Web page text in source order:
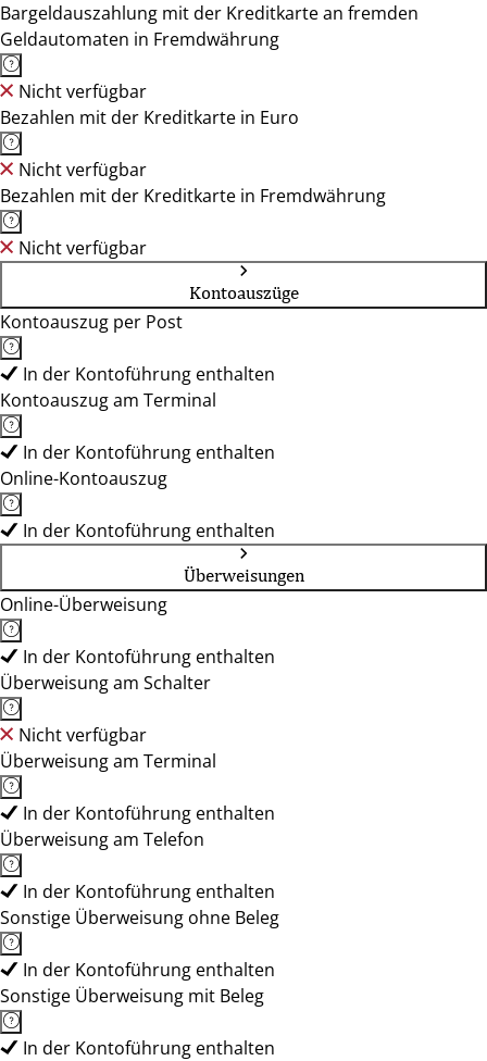
Bargeldauszahlung mit der Kreditkarte an fremden
Geldautomaten in Fremdwährung
Nicht verfügbar
Bezahlen mit der Kreditkarte in Euro
Nicht verfügbar
Bezahlen mit der Kreditkarte in Fremdwährung
Nicht verfügbar
Kontoauszüge
Kontoauszug per Post
In der Kontoführung enthalten
Kontoauszug am Terminal
In der Kontoführung enthalten
Online-Kontoauszug
In der Kontoführung enthalten
Überweisungen
Online-Überweisung
In der Kontoführung enthalten
Überweisung am Schalter
Nicht verfügbar
Überweisung am Terminal
In der Kontoführung enthalten
Überweisung am Telefon
In der Kontoführung enthalten
Sonstige Überweisung ohne Beleg
In der Kontoführung enthalten
Sonstige Überweisung mit Beleg
In der Kontoführung enthalten